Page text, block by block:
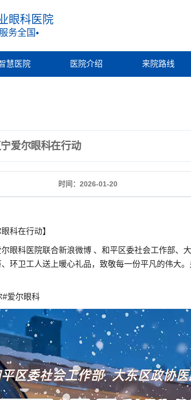
眼科医院
务全国•
慧医院 医院介绍 来院路线
爱尔眼科在行动
时间：2026-01-20
科在行动】
眼科医院联合新浪微博 、和平区委社会工作部、
环卫工人送上暖心礼品，致敬每一份平凡的伟大
#爱尔眼科